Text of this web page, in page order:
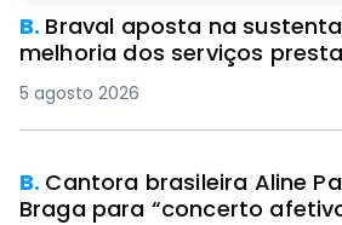
B. Braval aposta na
melhoria dos serviços
5 agosto 2026
B. Cantora brasileira Aline
Braga para “concerto